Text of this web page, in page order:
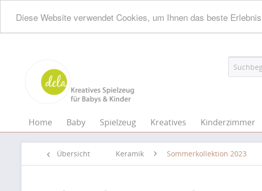
Diese Website verwendet Cookies, um Ihnen das beste
Home Baby Spielzeug Kreatives Kinderzimmer
Übersicht Keramik Sommerkollektion 2023